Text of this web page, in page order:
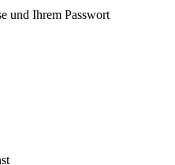
und Ihrem Passwort